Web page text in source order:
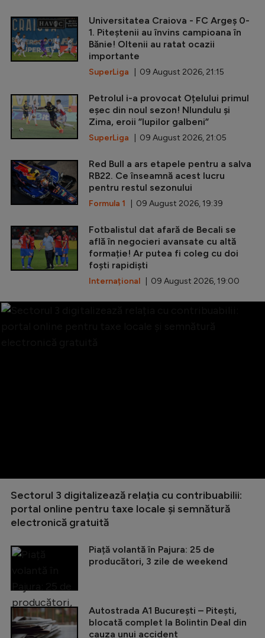
Universitatea Craiova - FC Argeș 0-
1. Piteștenii au învins campioana în
Bănie! Oltenii au ratat ocazii
importante
SuperLiga | 09 August 2026, 21:15
Petrolul i-a provocat Oțelului primul
eșec din noul sezon! Nlundulu și
Zima, eroii ”lupilor galbeni”
SuperLiga | 09 August 2026, 21:05
Red Bull a ars etapele pentru a salva
RB22. Ce înseamnă acest lucru
pentru restul sezonului
Formula 1 | 09 August 2026, 19:39
Fotbalistul dat afară de Becali se
află în negocieri avansate cu altă
formație! Ar putea fi coleg cu doi
foști rapidiști
Internațional | 09 August 2026, 19:00
Sectorul 3 digitalizează relația cu contribuabilii:
portal online pentru taxe locale și semnătură
electronică gratuită
Piață volantă în Pajura: 25 de
producători, 3 zile de weekend
Autostrada A1 București – Pitești,
blocată complet la Bolintin Deal din
cauza unui accident